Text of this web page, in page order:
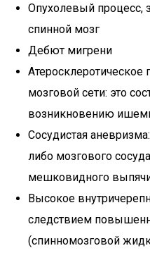
Опухолевый процесс,
спинной мозг
Дебют мигрени
Атеросклеротическое
мозговой сети: это
возникновению
Сосудистая
либо мозгового
мешковидного
Высокое
следствием
(спинномозговой